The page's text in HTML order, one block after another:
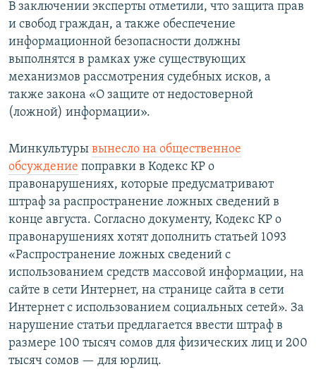
В заключении эксперты отметили, что защита прав
и свобод граждан, а также обеспечение
информационной безопасности должны
выполнятся в рамках уже существующих
механизмов рассмотрения судебных исков, а
также закона «О защите от недостоверной
(ложной) информации».
Минкультуры вынесло на общественное
обсуждение поправки в Кодекс КР о
правонарушениях, которые предусматривают
штраф за распространение ложных сведений в
конце августа. Согласно документу, Кодекс КР о
правонарушениях хотят дополнить статьей 1093
«Распространение ложных сведений с
использованием средств массовой информации, на
сайте в сети Интернет, на странице сайта в сети
Интернет с использованием социальных сетей». За
нарушение статьи предлагается ввести штраф в
размере 100 тысяч сомов для физических лиц и 200
тысяч сомов — для юрлиц.